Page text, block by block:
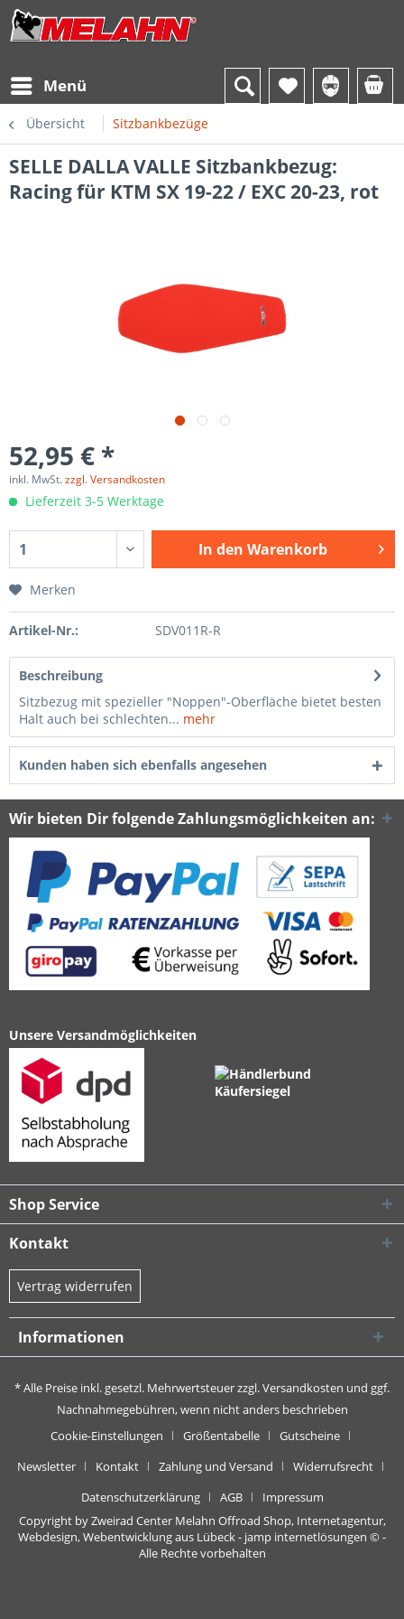
Menü
Übersicht Sitzbankbezüge
SELLE DALLA VALLE Sitzbankbezug:
Racing für KTM SX 19-22 / EXC 20-23, rot
52,95 € *
inkl. MwSt.zzgl. Versandkosten
Lieferzeit 3-5 Werktage
In den Warenkorb
Merken
Artikel-Nr.: SDV011R-R
Beschreibung
Sitzbezug mit spezieller "Noppen"-Oberfläche bietet besten
Halt auch bei schlechten... mehr
Kunden haben sich ebenfalls angesehen
Wir bieten Dir folgende Zahlungsmöglichkeiten an:
Unsere Versandmöglichkeiten
Shop Service
Kontakt
Vertrag widerrufen
Informationen
* Alle Preise inkl. gesetzl. Mehrwertsteuer zzgl.Versandkosten und ggf.
Nachnahmegebühren, wenn nicht anders beschrieben
Cookie-Einstellungen
Größentabelle
Gutscheine
Newsletter
Kontakt Zahlung und Versand
Widerrufsrecht
Datenschutzerklärung
AGB
Impressum
Copyright by Zweirad Center Melahn Offroad Shop, Internetagentur,
Webdesign, Webentwicklung aus Lübeck - jamp internetlösungen © -
Alle Rechte vorbehalten